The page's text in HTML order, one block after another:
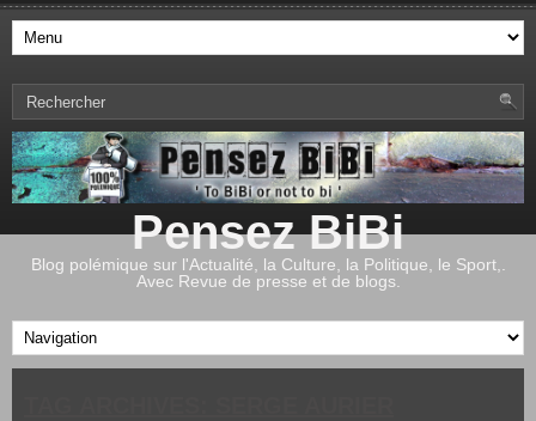
Pensez BiBi
Blog polémique sur l'Actualité, la Culture, la Politique, le Sport,.
Avec Revue de presse et de blogs.